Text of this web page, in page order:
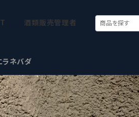
酒類販売管理者
ネバダ